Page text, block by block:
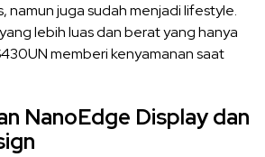
namun juga sudah menjadi lifestyle.
lebih luas dan berat yang hanya
memberi kenyamanan saat
NanoEdge Display dan